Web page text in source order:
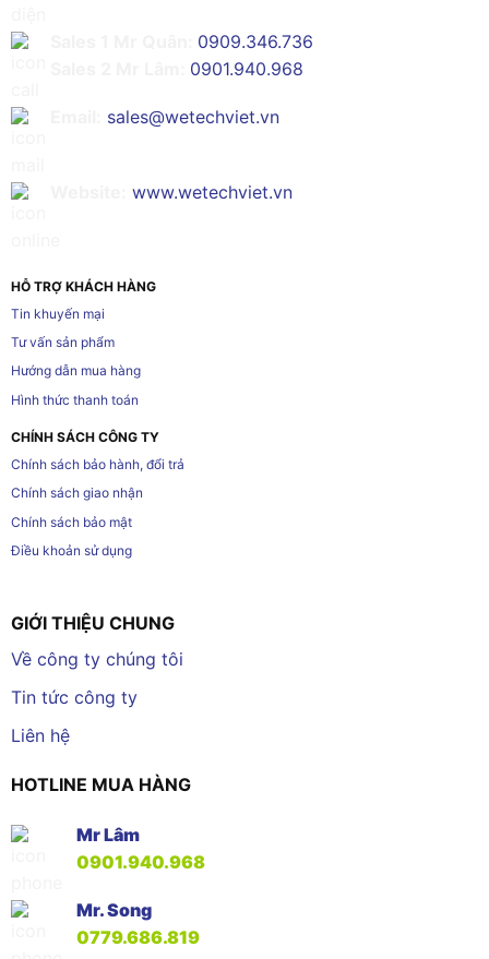
0909.346.736
0901.940.968
sales@wetechviet.vn
www.wetechviet.vn
HỖ TRỢ KHÁCH HÀNG
Tin khuyến mại
Tư vấn sản phẩm
Hướng dẫn mua hàng
Hình thức thanh toán
CHÍNH SÁCH CÔNG TY
Chính sách bảo hành, đổi trả
Chính sách giao nhận
Chính sách bảo mật
Điều khoản sử dụng
GIỚI THIỆU CHUNG
Về công ty chúng tôi
Tin tức công ty
Liên hệ
HOTLINE MUA HÀNG
Mr Lâm
0901.940.968
Mr. Song
0779.686.819